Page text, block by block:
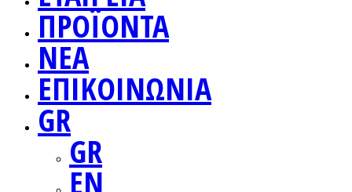
ΠΡΟΪΟΝΤΑ
ΝΕΑ
ΕΠΙΚΟΙΝΩΝΙΑ
GR
GR
EN